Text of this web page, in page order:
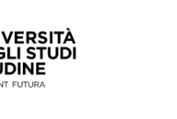
principale